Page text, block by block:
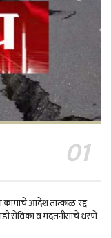
आदेश तात्काळ रद्द
सेविका व मदतनीसांचे धरणे